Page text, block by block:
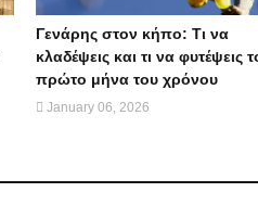
Γενάρης στον κήπο: Τι να
κλαδέψεις και τι να φυτέψεις
πρώτο μήνα του χρόνου
January 06, 2026